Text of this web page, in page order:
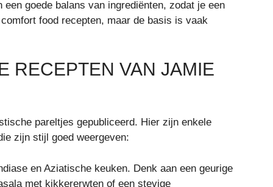
goede balans van ingrediënten, zodat je een
food recepten, maar de basis is vaak
RECEPTEN VAN JAMIE
pareltjes gepubliceerd. Hier zijn enkele
zijn stijl goed weergeven:
en Aziatische keuken. Denk aan een geurige
met kikkererwten of een stevige